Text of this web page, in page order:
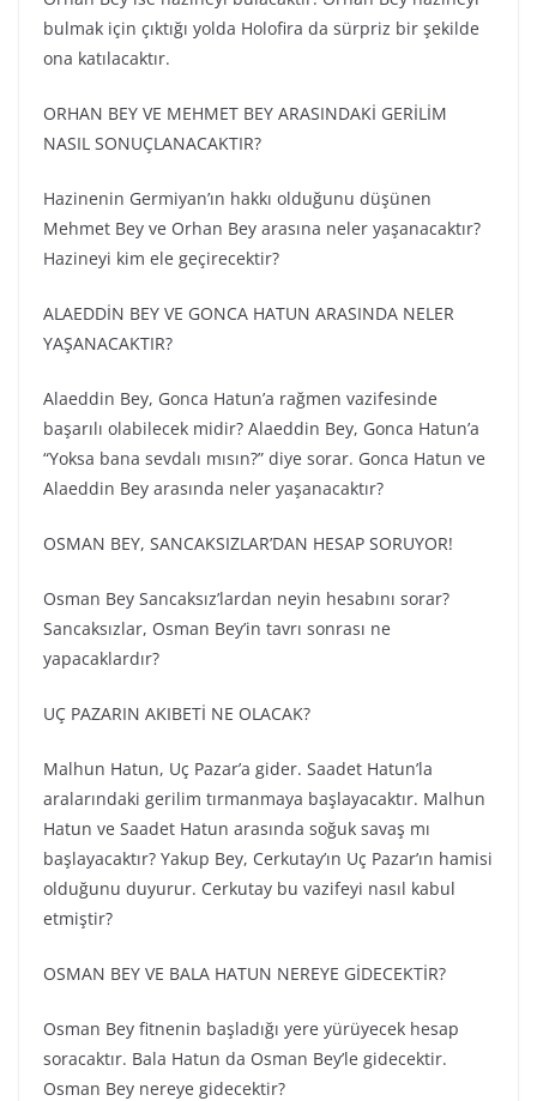
bulmak için çıktığı yolda Holofira da sürpriz bir şekilde
ona katılacaktır.
ORHAN BEY VE MEHMET BEY ARASINDAKİ GERİLİM
NASIL SONUÇLANACAKTIR?
Hazinenin Germiyan’ın hakkı olduğunu düşünen
Mehmet Bey ve Orhan Bey arasına neler yaşanacaktır?
Hazineyi kim ele geçirecektir?
ALAEDDİN BEY VE GONCA HATUN ARASINDA NELER
YAŞANACAKTIR?
Alaeddin Bey, Gonca Hatun’a rağmen vazifesinde
başarılı olabilecek midir? Alaeddin Bey, Gonca Hatun’a
“Yoksa bana sevdalı mısın?” diye sorar. Gonca Hatun ve
Alaeddin Bey arasında neler yaşanacaktır?
OSMAN BEY, SANCAKSIZLAR’DAN HESAP SORUYOR!
Osman Bey Sancaksız’lardan neyin hesabını sorar?
Sancaksızlar, Osman Bey’in tavrı sonrası ne
yapacaklardır?
UÇ PAZARIN AKIBETİ NE OLACAK?
Malhun Hatun, Uç Pazar’a gider. Saadet Hatun’la
aralarındaki gerilim tırmanmaya başlayacaktır. Malhun
Hatun ve Saadet Hatun arasında soğuk savaş mı
başlayacaktır? Yakup Bey, Cerkutay’ın Uç Pazar’ın hamisi
olduğunu duyurur. Cerkutay bu vazifeyi nasıl kabul
etmiştir?
OSMAN BEY VE BALA HATUN NEREYE GİDECEKTİR?
Osman Bey fitnenin başladığı yere yürüyecek hesap
soracaktır. Bala Hatun da Osman Bey’le gidecektir.
Osman Bey nereye gidecektir?